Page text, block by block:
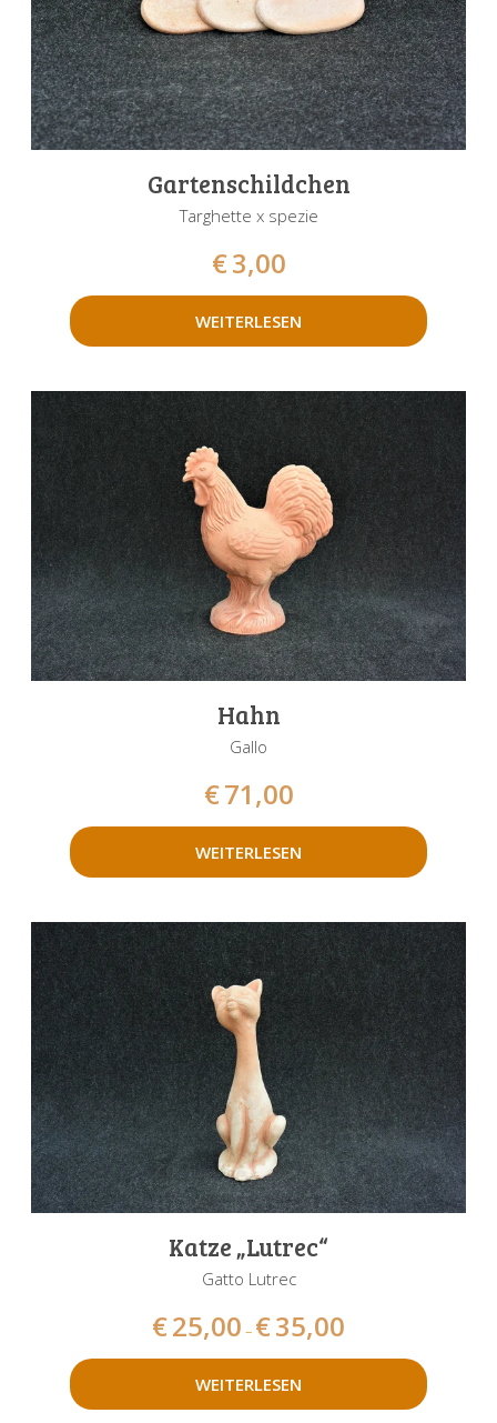
Gartenschildchen
Targhette x spezie
€3,00
WEITERLESEN
Hahn
Gallo
€71,00
WEITERLESEN
Katze „Lutrec“
Gatto Lutrec
€25,00 – €35,00
WEITERLESEN